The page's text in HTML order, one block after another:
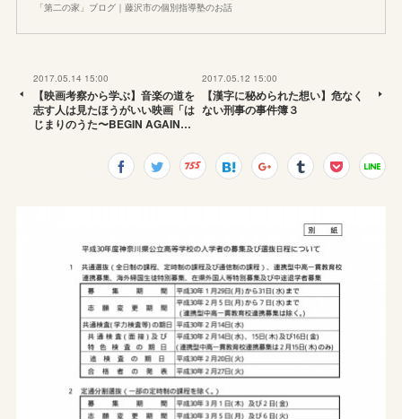
「第二の家」ブログ｜藤沢市の個別指導塾のお話
2017.05.14 15:00
【映画考察から学ぶ】音楽の道を
志す人は見たほうがいい映画「は
じまりのうた〜BEGIN AGAIN…
2017.05.12 15:00
【漢字に秘められた想い】危なく
ない刑事の事件簿３